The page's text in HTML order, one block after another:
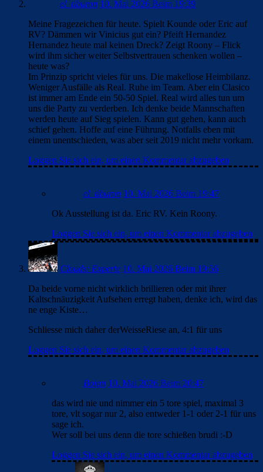
el_tiburon 10. Mai 2026 Beim 19:39
Meine Fragezeichen für heute. Spielt Kounde oder Eric auf
RV? Dämmen wir Vinicius gut ein? Pfeift Hernandez
Hernandez heute mal keinen Dreck? Zeigt Roony – Flick
wird ihm sicher weiter Selbstvertrauen schenken wollen –
heute was?
Im Prinzip spricht vieles für uns. Die makellose Heimbilanz.
Weniger Ausfälle als Real. Ruhe im Team. Aber ein Clasico
ist immer am Ende ein 50-50 Spiel. Real wird alles tun um
uns die Party zu verderben. Ich denke beide Mannschaften
werden heute auf Sieg spielen. Kann gut gehen, kann auch
schief gehen. Hoffe auf eine Führung. Notfalls eben mit
einem unentschieden, was aber seit 2019 nicht mehr vorkam.
Loggen Sie sich ein, um einen Kommentar abzugeben
el_tiburon 10. Mai 2026 Beim 19:47
Ok Ausstellung ist da. Eric RV. Kein Roony.
Loggen Sie sich ein, um einen Kommentar abzugeben
Clouds: Experte 10. Mai 2026 Beim 19:56
Da beide vorne nicht wirklich brillieren oder mit ihrer
Kaltschnäuzigkeit Aufsehen erregt haben, denke ich, wird das
ne enge Kiste…
Schliesse mich daher derWeisseRiese an, 4:1 für uns
Loggen Sie sich ein, um einen Kommentar abzugeben
Bojan 10. Mai 2026 Beim 20:47
das wird nie und nimmer ein 5 tore spiel, maximal 3
tore, vlt sogar nur 2, also entweder 1-1 oder 2-1 für uns
sage ich.
Wer soll bei uns denn die tore schießen brudi :-D
Loggen Sie sich ein, um einen Kommentar abzugeben